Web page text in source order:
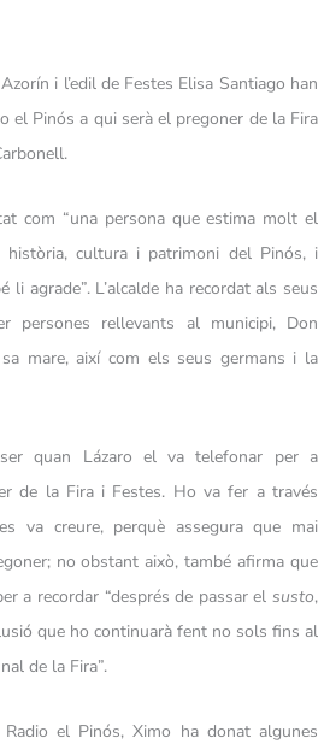
i l’edil de Festes Elisa Santiago han
el Pinós a qui serà el pregoner de la Fira
com “una persona que estima molt el
cultura i patrimoni del Pinós, i
li agrade”. L’alcalde ha recordat als seus
persones rellevants al municipi, Don
mare, així com els seus germans i la
quan Lázaro el va telefonar per a
de la Fira i Festes. Ho va fer a través
va creure, perquè assegura que mai
no obstant això, també afirma que
a recordar “després de passar el susto,
que ho continuarà fent no sols fins al
de la Fira”.
el Pinós, Ximo ha donat algunes